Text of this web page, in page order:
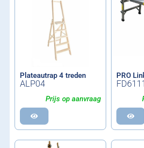
Plateautrap 4 treden
ALP04
Prijs op aanvraag
PRO